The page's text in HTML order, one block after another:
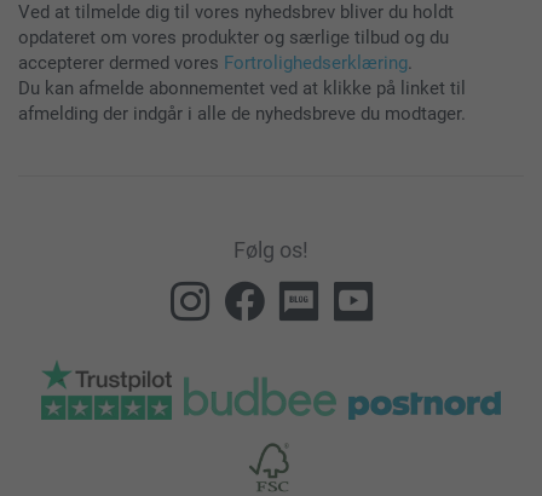
Ved at tilmelde dig til vores nyhedsbrev bliver du holdt
opdateret om vores produkter og særlige tilbud og du
accepterer dermed vores Fortrolighedserklæring.
Du kan afmelde abonnementet ved at klikke på linket til
afmelding der indgår i alle de nyhedsbreve du modtager.
Følg os!